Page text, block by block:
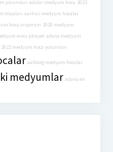
yorumları adalar medyum hoca 2022
hocaları aarhus medyum hocalar
hoca arıyorum 2020 medyum
enes şikayet adana medyum
2022 medyum hoca yorumları
aalborg medyum hocalar
medyumlar adana en